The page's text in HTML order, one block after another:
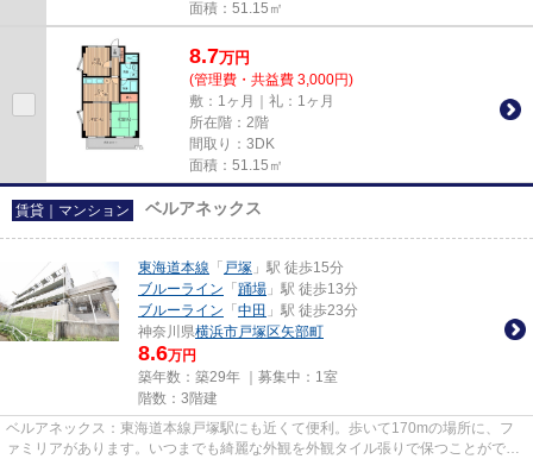
面積：51.15㎡
8.7万円
(管理費・共益費 3,000円)
敷：1ヶ月｜礼：1ヶ月
所在階：2階
間取り：3DK
面積：51.15㎡
賃貸｜マンション ベルアネックス
東海道本線 「 戸塚 」駅 徒歩15分
ブルーライン 「 踊場 」駅 徒歩13分
ブルーライン 「 中田 」駅 徒歩23分
神奈川県横浜市戸塚区矢部町
8.6万円
築年数：築29年 ｜募集中： 1室
階数：3階建
ベルアネックス：東海道本線戸塚駅にも近くて便利。歩いて170mの場所に、フ
ァミリアがあります。いつまでも綺麗な外観を外観タイル張りで保つことができ